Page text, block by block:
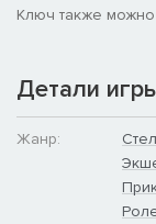
Ключ также можно
Детали
Жанр: